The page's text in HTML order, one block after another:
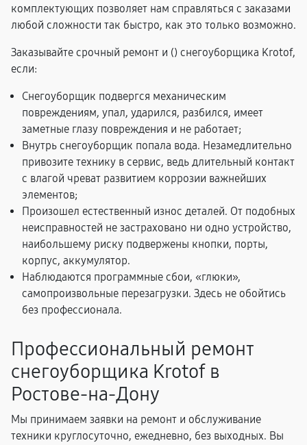
комплектующих позволяет нам справляться с заказами
любой сложности так быстро, как это только возможно.
Заказывайте срочный ремонт и () снегоуборщика Krotof,
если:
Снегоуборщик подвергся механическим
повреждениям, упал, ударился, разбился, имеет
заметные глазу повреждения и не работает;
Внутрь снегоуборщик попала вода. Незамедлительно
привозите технику в сервис, ведь длительный контакт
с влагой чреват развитием коррозии важнейших
элементов;
Произошел естественный износ деталей. От подобных
неисправностей не застраховано ни одно устройство,
наибольшему риску подвержены кнопки, порты,
корпус, аккумулятор.
Наблюдаются программные сбои, «глюки»,
самопроизвольные перезагрузки. Здесь не обойтись
без профессионала.
Профессиональный ремонт
снегоуборщика Krotof в
Ростове-на-Дону
Мы принимаем заявки на ремонт и обслуживание
техники круглосуточно, ежедневно, без выходных. Вы